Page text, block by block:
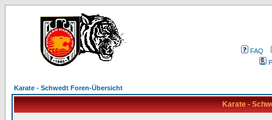
FAQ
Karate - Schwedt Foren-Übersicht
Karate -